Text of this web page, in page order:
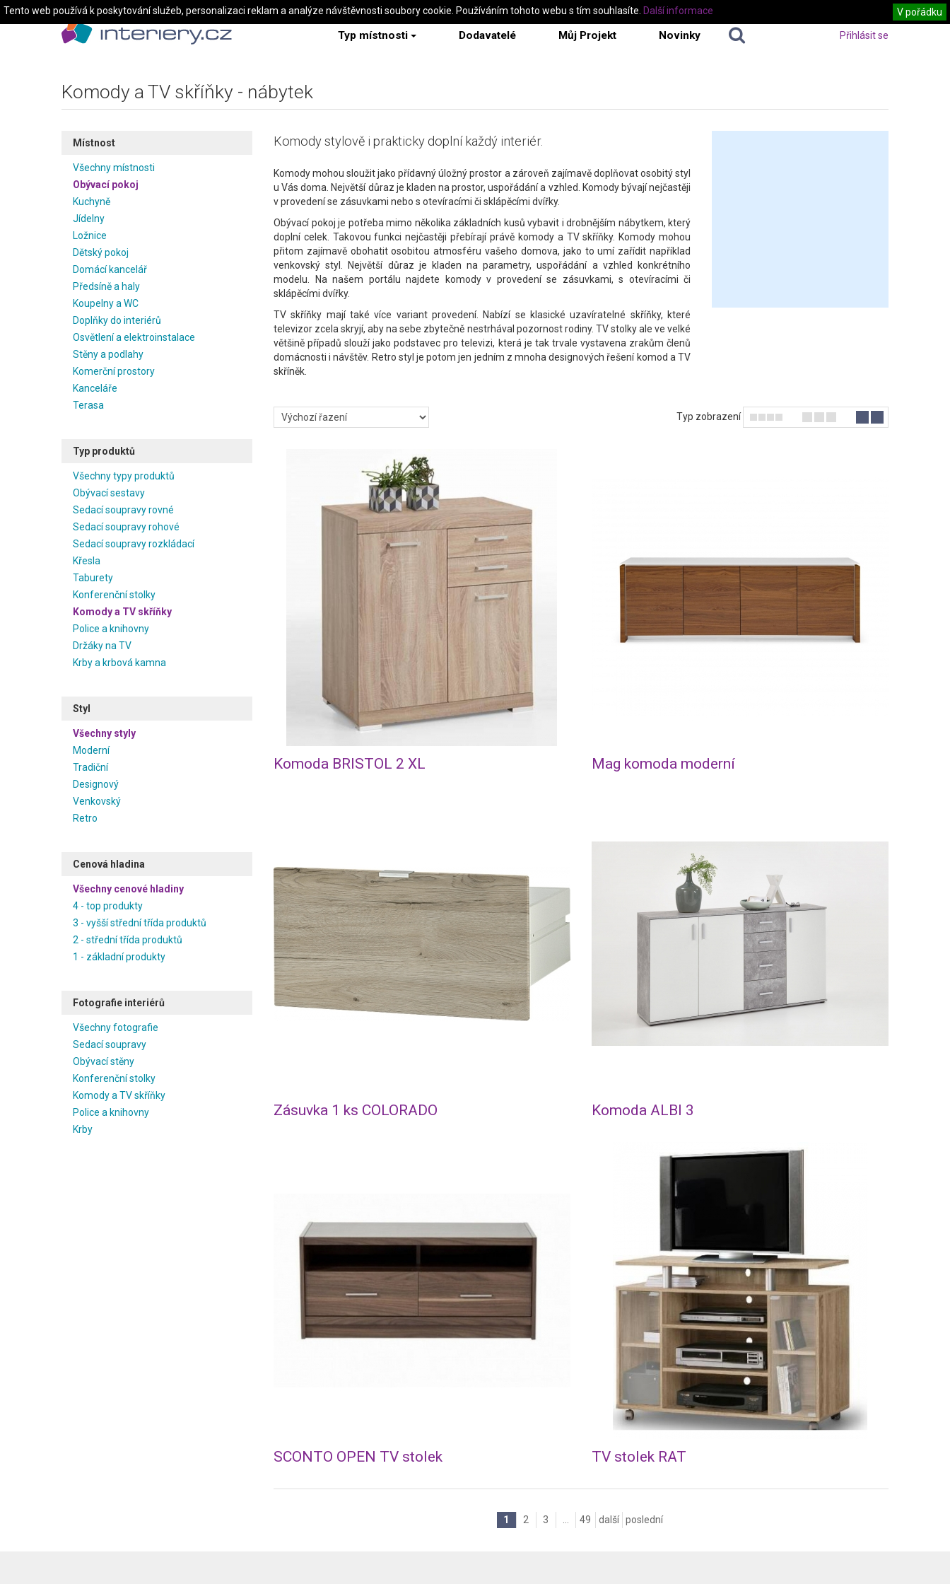
Typ místnosti Dodavatelé Můj Projekt Novinky Přihlásit se
Komody a TV skříňky - nábytek
Místnost
Všechny místnosti
Obývací pokoj
Kuchyně
Jídelny
Ložnice
Dětský pokoj
Domácí kancelář
Předsíně a haly
Koupelny a WC
Doplňky do interiérů
Osvětlení a elektroinstalace
Stěny a podlahy
Komerční prostory
Kanceláře
Terasa
Typ produktů
Všechny typy produktů
Obývací sestavy
Sedací soupravy rovné
Sedací soupravy rohové
Sedací soupravy rozkládací
Křesla
Taburety
Konferenční stolky
Komody a TV skříňky
Police a knihovny
Držáky na TV
Krby a krbová kamna
Styl
Všechny styly
Moderní
Tradiční
Designový
Venkovský
Retro
Cenová hladina
Všechny cenové hladiny
4 - top produkty
3 - vyšší střední třída produktů
2 - střední třída produktů
1 - základní produkty
Fotografie interiérů
Všechny fotografie
Sedací soupravy
Obývací stěny
Konferenční stolky
Komody a TV skříňky
Police a knihovny
Krby
Komody stylově i prakticky doplní každý interiér.
Komody mohou sloužit jako přídavný úložný prostor a zároveň zajímavě doplňovat osobitý styl
u Vás doma. Největší důraz je kladen na prostor, uspořádání a vzhled. Komody bývají nejčastěji
v provedení se zásuvkami nebo s otevíracími či sklápěcími dvířky.
Obývací pokoj je potřeba mimo několika základních kusů vybavit i drobnějším nábytkem, který
doplní celek. Takovou funkci nejčastěji přebírají právě komody a TV skříňky. Komody mohou
přitom zajímavě obohatit osobitou atmosféru vašeho domova, jako to umí zařídit například
venkovský styl. Největší důraz je kladen na parametry, uspořádání a vzhled konkrétního
modelu. Na našem portálu najdete komody v provedení se zásuvkami, s otevíracími či
sklápěcími dvířky.
TV skříňky mají také více variant provedení. Nabízí se klasické uzavíratelné skříňky, které
televizor zcela skryjí, aby na sebe zbytečně nestrhával pozornost rodiny. TV stolky ale ve velké
většině případů slouží jako podstavec pro televizi, která je tak trvale vystavena zrakům členů
domácnosti i návštěv. Retro styl je potom jen jedním z mnoha designových řešení komod a TV
skříněk.
Typ zobrazení
Komoda BRISTOL 2 XL Mag komoda moderní
Zásuvka 1 ks COLORADO Komoda ALBI 3
SCONTO OPEN TV stolek TV stolek RAT
1 2 3 49 další poslední
Tento web používá k poskytování služeb, personalizaci reklam a analýze návštěvnosti soubory cookie. Používáním tohoto webu s tím souhlasíte. V pořádku
Další informace